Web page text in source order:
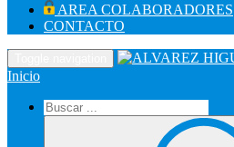
AREA COLABORADORES
CONTACTO
Inicio